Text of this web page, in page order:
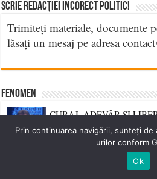
Scrie Redacției Incorect Politic!
Trimiteți materiale, documente
lăsați un mesaj pe adresa
Fenomen
CURAJ, ADEVĂR ȘI
Manega (S.O.S.) a propus
Prin continuarea navigării, sunteți
urilor conform
Ok